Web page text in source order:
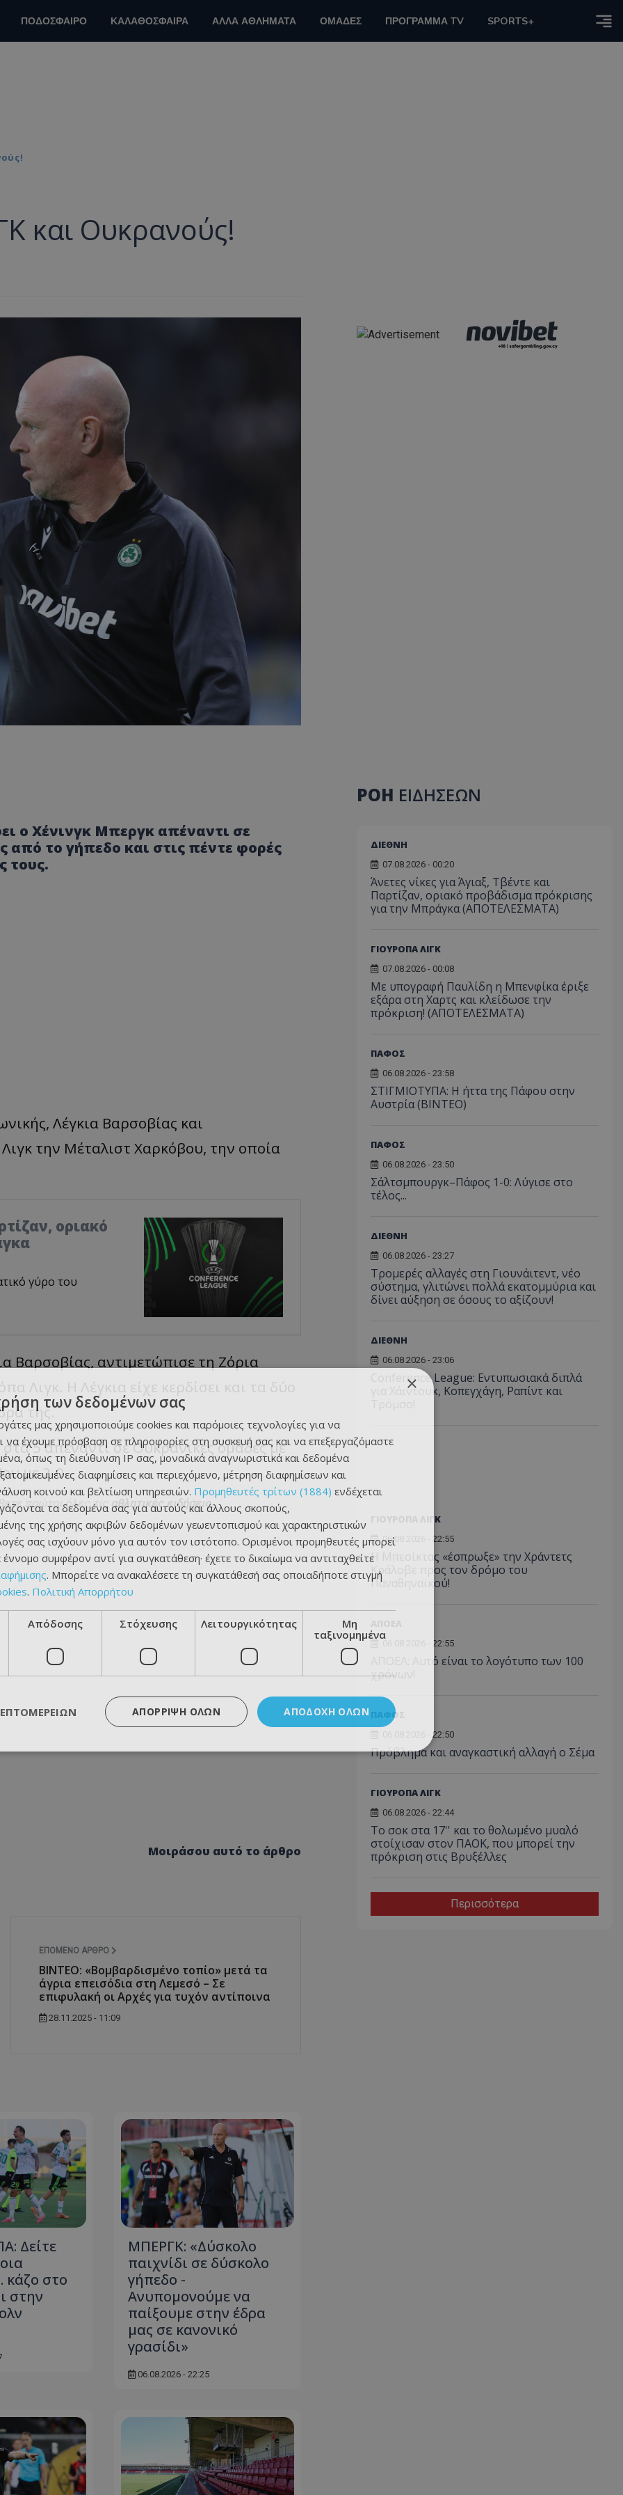
ΠΟΔΟΣΦΑΙΡΟ ΚΑΛΑΘΟΣΦΑΙΡΑ ΑΛΛΑ ΑΘΛΗΜΑΤΑ ΟΜΑΔΕΣ ΠΡΟΓΡΑΜΜΑ TV SPORTS+
και Ουκρανούς!
ο Χένινγκ Μπεργκ απέναντι σε
από το γήπεδο και στις πέντε φορές
τους.
, Λέγκια Βαρσοβίας και
Λιγκ την Μέταλιστ Χαρκόβου, την οποία
οριακό
γύρο του
α Βαρσοβίας, αντιμετώπισε τη Ζόρια
πα Λιγκ. Η Λέγκια είχε κερδίσει και τα δύο
ατης.
στα 5 απέναντι σεΟυκρανικές ομάδεςμε
ουμε2-0.
πρώτοι όλες τις αθλητικές ειδήσεις
Μοιράσου αυτό το άρθρο
ΕΠΌΜΕΝΟ ΆΡΘΡΟ
ΒΙΝΤΕΟ: «Βομβαρδισμένο τοπίο» μετά τα
άγρια επεισόδια στη Λεμεσό – Σε
επιφυλακή οι Αρχές για τυχόν αντίποινα
28.11.2025 - 11:09
Δείτε
κάζο στο
στην
ΜΠΕΡΓΚ: «Δύσκολο
παιχνίδι σε δύσκολο
γήπεδο -
Ανυπομονούμε να
παίξουμε στην έδρα
μας σε κανονικό
γρασίδι»
06.08.2026 - 22:25
ΡΟΗ ΕΙΔΗΣΕΩΝ
ΔΙΕΘΝΗ
07.08.2026 - 00:20
Άνετες νίκες για Άγιαξ, Τβέντε και
Παρτίζαν, οριακό προβάδισμα πρόκρισης
για την Μπράγκα (ΑΠΟΤΕΛΕΣΜΑΤΑ)
ΓΙΟΥΡΟΠΑ ΛΙΓΚ
07.08.2026 - 00:08
Με υπογραφή Παυλίδη η Μπενφίκα έριξε
εξάρα στη Χαρτς και κλείδωσε την
πρόκριση! (ΑΠΟΤΕΛΕΣΜΑΤΑ)
ΠΑΦΟΣ
06.08.2026 - 23:58
ΣΤΙΓΜΙΟΤΥΠΑ: Η ήττα της Πάφου στην
Αυστρία (ΒΙΝΤΕΟ)
ΠΑΦΟΣ
06.08.2026 - 23:50
Σάλτσμπουργκ–Πάφος 1-0: Λύγισε στο
τέλος...
ΔΙΕΘΝΗ
06.08.2026 - 23:27
Τρομερές αλλαγές στη Γιουνάιτεντ, νέο
σύστημα, γλιτώνει πολλά εκατομμύρια και
δίνει αύξηση σε όσους το αξίζουν!
ΔΙΕΘΝΗ
06.08.2026 - 23:06
Conference League: Εντυπωσιακά διπλά
για Χάιντουκ, Κοπεγχάγη, Ραπίντ και
ΓΙΟΥΡΟΠΑ ΛΙΓΚ
06.08.2026 - 22:55
Η Μπεσίκτας «έσπρωξε» την Χράντετς
Κράλοβε προς τον δρόμο του
Παναθηναϊκού!
06.08.2026 - 22:55
ΑΠΟΕΛ: Αυτό είναι το λογότυπο των 100
χρόνων!
ΠΑΦΟΣ
06.08.2026 - 22:50
Πρόβλημα και αναγκαστική αλλαγή ο Σέμα
ΓΙΟΥΡΟΠΑ ΛΙΓΚ
06.08.2026 - 22:44
Το σοκ στα 17'' και το θολωμένο μυαλό
στοίχισαν στον ΠΑΟΚ, που μπορεί την
πρόκριση στις Βρυξέλλες
Περισσότερα
×
των δεδομένων σας
μας χρησιμοποιούμε cookies και παρόμοιες τεχνολογίες για να
να έχουμε πρόσβαση σε πληροφορίες στη συσκευή σας και να επεξεργαζόμαστε
όπως τη διεύθυνση IP σας, μοναδικά αναγνωριστικά και δεδομένα
διαφημίσεις και περιεχόμενο, μέτρηση διαφημίσεων και
κοινού και βελτίωση υπηρεσιών. Προμηθευτές τρίτων (1884) ενδέχεται
τα δεδομένα σας για αυτούς και άλλους σκοπούς,
της χρήσης ακριβών δεδομένων γεωεντοπισμού και χαρακτηριστικών
σας ισχύουν μόνο για αυτόν τον ιστότοπο. Ορισμένοι προμηθευτές μπορεί
συμφέρον αντί για συγκατάθεση· έχετε το δικαίωμα να αντιταχθείτε
. Μπορείτε να ανακαλέσετε τη συγκατάθεσή σας οποιαδήποτε στιγμή
. Πολιτική Απορρήτου
Απόδοσης Στόχευσης Λειτουργικότητας
Μη
ταξινομημένα
ΑΠΟΔΟΧΉ ΌΛΩΝ
ΑΠΌΡΡΙΨΗ ΌΛΩΝ